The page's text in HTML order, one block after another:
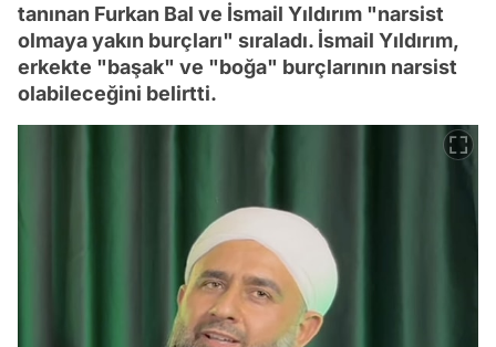
tanınan Furkan Bal ve İsmail Yıldırım "narsist
olmaya yakın burçları" sıraladı. İsmail Yıldırım,
erkekte "başak" ve "boğa" burçlarının narsist
olabileceğini belirtti.